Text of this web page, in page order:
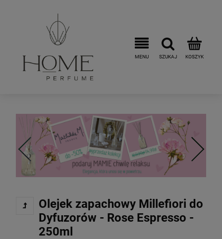
Olejek zapachowy Millefiori do
Dyfuzorów - Rose Espresso -
250ml